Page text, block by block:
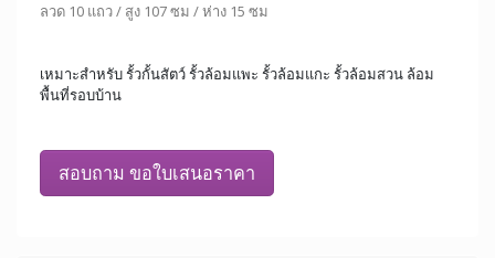
ลวด 10 แถว / สูง 107 ซม / ห่าง 15 ซม
เหมาะสำหรับ รั้วกั้นสัตว์ รั้วล้อมแพะ รั้วล้อมแกะ รั้วล้อมสวน ล้อม
พื้นที่รอบบ้าน
สอบถาม ขอใบเสนอราคา